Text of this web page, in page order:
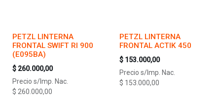
PETZL LINTERNA
FRONTAL SWIFT RI 900
(E095BA)
$ 260.000,00
Precio s/Imp. Nac.
$ 260.000,00
PETZL LINTERNA
FRONTAL ACTIK 450
$ 153.000,00
Precio s/Imp. Nac.
$ 153.000,00